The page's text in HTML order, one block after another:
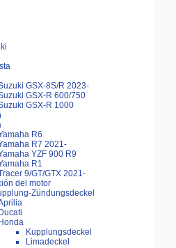
GSX-8S/R 2023-
GSX-R 600/750
GSX-R 1000
R6
R7 2021-
YZF 900 R9
R1
9/GT/GTX 2021-
del motor
Zündungsdeckel
Ducati
Honda
Kupplungsdeckel
Limadeckel